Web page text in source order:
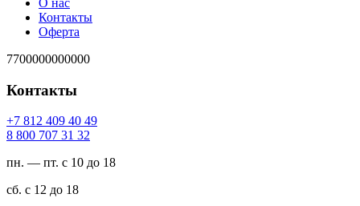
О нас
Контакты
Оферта
7700000000000
Контакты
94 04 904 218 7+
23 13 707 008 8
пн. — пт. с 10 до 18
сб. с 12 до 18